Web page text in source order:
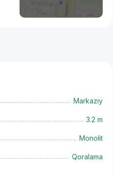
Markaziy
3.2 m
Monolit
Qoralama